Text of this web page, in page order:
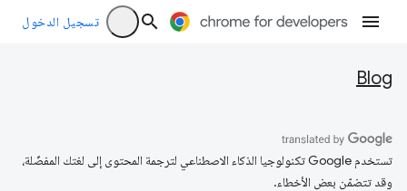
تسجيل الدخول
Blog
تستخدم Google تكنولوجيا الذكاء الاصطناعي لترجمة المحتوى إلى لغتك المفضّلة،
وقد تتضمّن بعض الأخطاء.